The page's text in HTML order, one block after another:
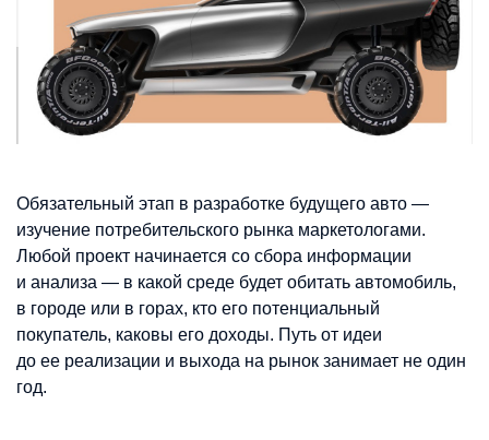
Обязательный этап в разработке будущего авто —
изучение потребительского рынка маркетологами.
Любой проект начинается со сбора информации
и анализа — в какой среде будет обитать автомобиль,
в городе или в горах, кто его потенциальный
покупатель, каковы его доходы. Путь от идеи
до ее реализации и выхода на рынок занимает не один
год.